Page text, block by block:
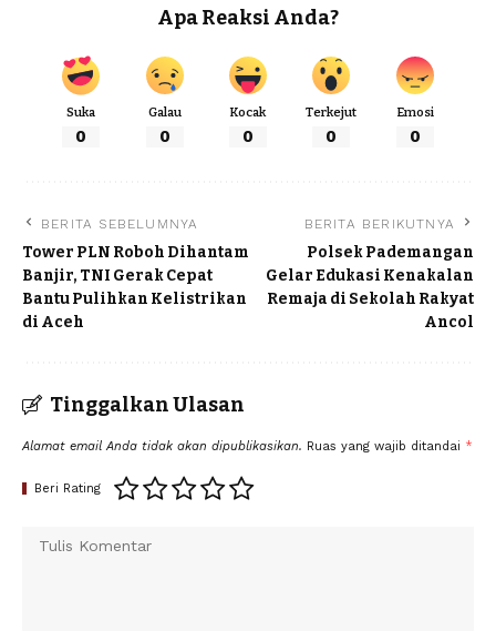
Apa Reaksi Anda?
Suka
0
Galau
0
Kocak
0
Terkejut
0
Emosi
0
BERITA SEBELUMNYA
Tower PLN Roboh Dihantam
Banjir, TNI Gerak Cepat
Bantu Pulihkan Kelistrikan
di Aceh
BERITA BERIKUTNYA
Polsek Pademangan
Gelar Edukasi Kenakalan
Remaja di Sekolah Rakyat
Ancol
Tinggalkan Ulasan
Alamat email Anda tidak akan dipublikasikan. Ruas yang wajib ditandai *
Beri Rating